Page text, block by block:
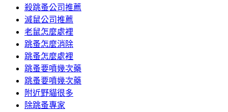
殺跳蚤公司推薦
滅鼠公司推薦
老鼠怎麼處裡
跳蚤怎麼消除
跳蚤怎麼處裡
跳蚤要噴幾次藥
跳蚤要噴幾次藥
附近野貓很多
除跳蚤專家